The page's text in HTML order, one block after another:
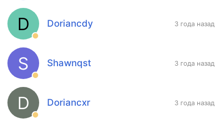
D Doriancdy 3 года назад
S Shawnqst 3 года назад
D Doriancxr 3 года назад